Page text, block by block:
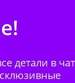
детали в